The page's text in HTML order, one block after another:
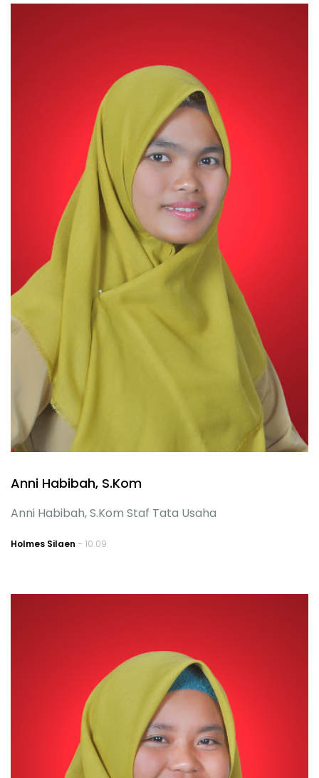
Anni Habibah, S.Kom
Anni Habibah, S.Kom Staf Tata Usaha
Holmes Silaen - 10.09